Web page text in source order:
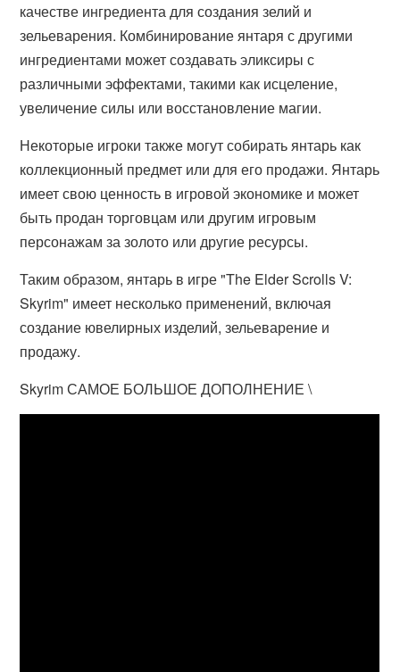
качестве ингредиента для создания зелий и
зельеварения. Комбинирование янтаря с другими
ингредиентами может создавать эликсиры с
различными эффектами, такими как исцеление,
увеличение силы или восстановление магии.
Некоторые игроки также могут собирать янтарь как
коллекционный предмет или для его продажи. Янтарь
имеет свою ценность в игровой экономике и может
быть продан торговцам или другим игровым
персонажам за золото или другие ресурсы.
Таким образом, янтарь в игре "The Elder Scrolls V:
Skyrim" имеет несколько применений, включая
создание ювелирных изделий, зельеварение и
продажу.
Skyrim САМОЕ БОЛЬШОЕ ДОПОЛНЕНИЕ \